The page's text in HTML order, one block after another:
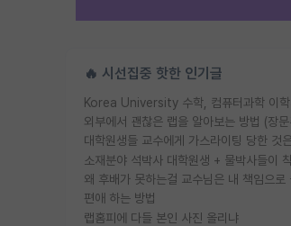
🔥 시선집중 핫한 인기글
외부에서 괜찮은 랩을 알아보는 방법 (장문
소재분야 석박사 대학원생 + 물박사들이
편애 하는 방법
랩홈피에 다들 본인 사진 올리냐